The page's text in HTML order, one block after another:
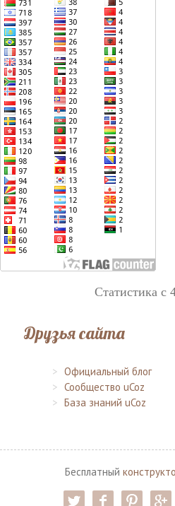
Статистика с
Друзья сайта
Официальный блог
Сообщество uCoz
База знаний uCoz
Бесплатный
twitter
facebook